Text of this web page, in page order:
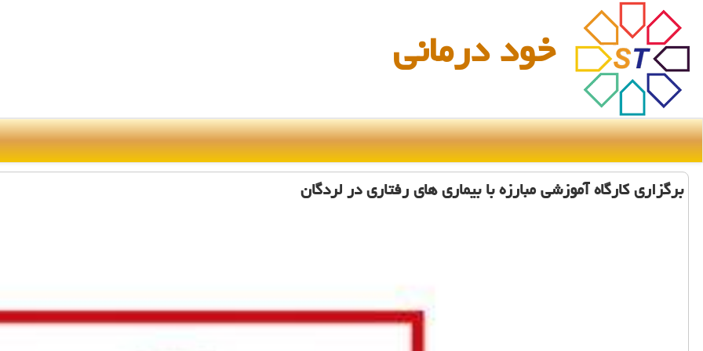
خود درمانی
برگزاری كارگاه آموزشی مبارزه با بیماری های رفتاری در لردگان